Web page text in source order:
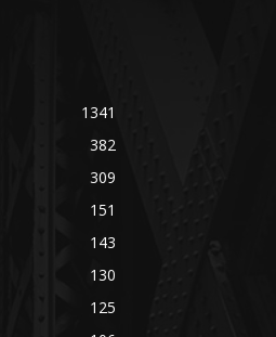
1341
382
309
151
143
130
125